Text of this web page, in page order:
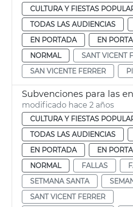
CULTURA Y FIESTAS
TODAS LAS AUDIENCIAS
EN PORTADA
EN
NORMAL
SANT VICENT
SAN VICENTE FERRER
modificado hace 2 años
CULTURA Y FIESTAS
TODAS LAS AUDIENCIAS
EN PORTADA
EN
NORMAL
FALLAS
SETMANA SANTA
SANT VICENT FERRER